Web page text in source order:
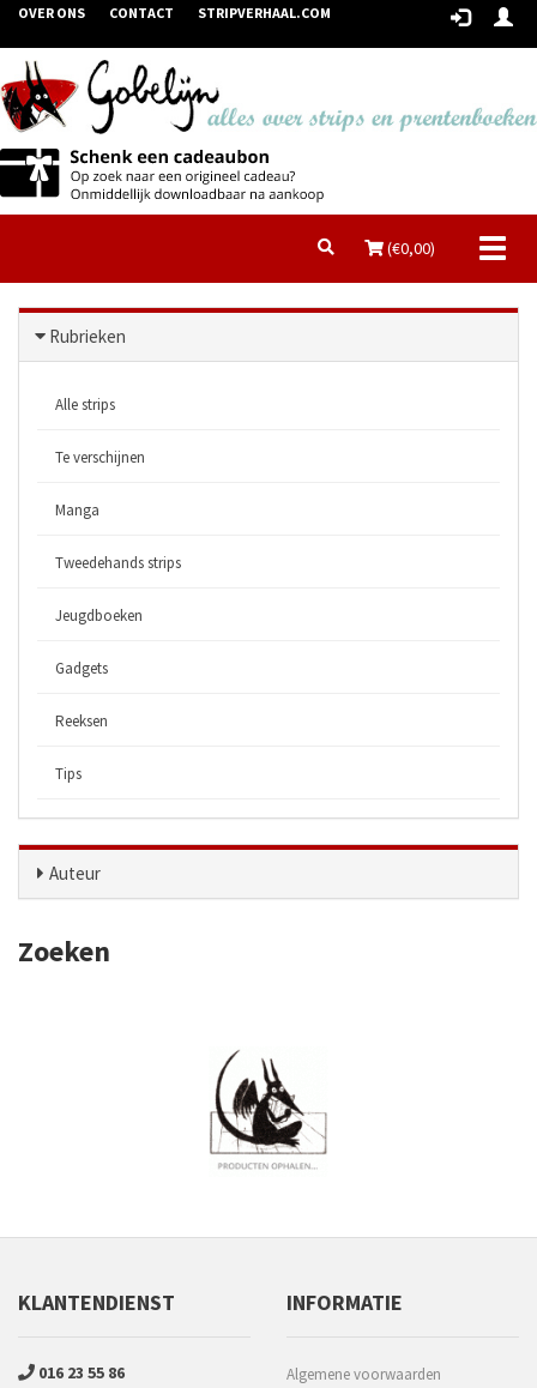
OVER ONS CONTACT STRIPVERHAAL.COM
(€0,00)
Rubrieken
Alle strips
Te verschijnen
Manga
Tweedehands strips
Jeugdboeken
Gadgets
Reeksen
Tips
Auteur
Zoeken
KLANTENDIENST
016 23 55 86
INFORMATIE
Algemene voorwaarden